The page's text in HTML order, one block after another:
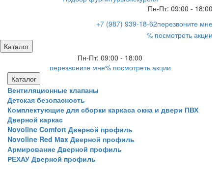
Пн-Пт: 09:00 - 18:00
+7 (987) 939-18-62перезвоните мне
% посмотреть акции
Каталог
Пн-Пт: 09:00 - 18:00
перезвоните мне% посмотреть акции
Каталог
Вентиляционные клапаны
Детская безопасность
Комплектующие для сборки каркаса окна и двери ПВХ
Дверной каркас
Novoline Comfort Дверной профиль
Novoline Red Мax Дверной профиль
Армирование Дверной профиль
РЕХАУ Дверной профиль